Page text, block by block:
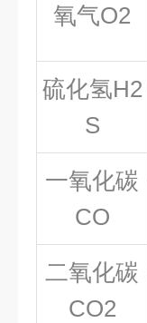
氧气O2
硫化氢H2
S
一氧化碳
CO
二氧化碳
CO2